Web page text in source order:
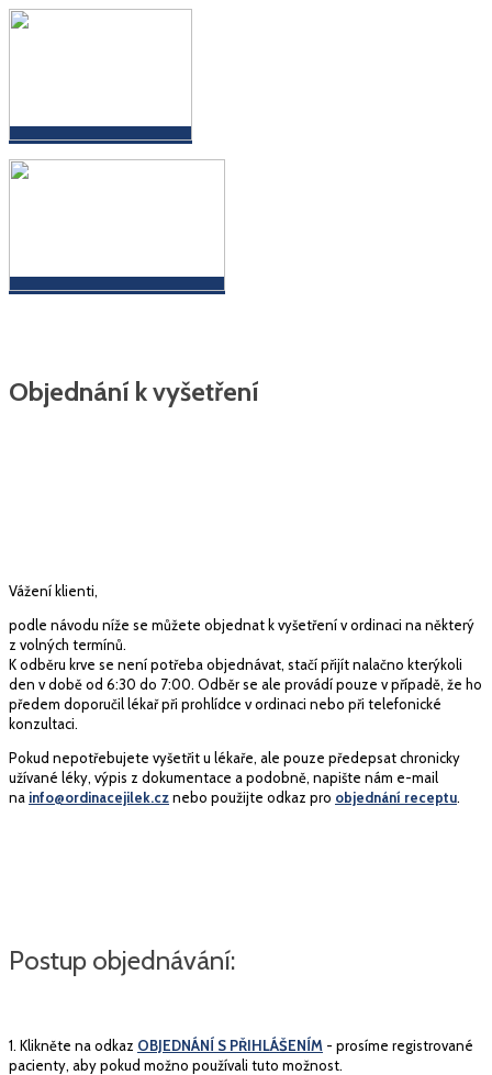
Objednání k vyšetření
Vážení klienti,
podle návodu níže se můžete objednat k vyšetření v ordinaci na některý
z volných termínů.
K odběru krve se není potřeba objednávat, stačí přijít nalačno kterýkoli
den v době od 6:30 do 7:00. Odběr se ale provádí pouze v případě, že ho
předem doporučil lékař při prohlídce v ordinaci nebo při telefonické
konzultaci.
Pokud nepotřebujete vyšetřit u lékaře, ale pouze předepsat chronicky
užívané léky, výpis z dokumentace a podobně, napište nám e-mail
na info@ordinacejilek.cznebo použijte odkaz pro objednání receptu.
Postup objednávání:
1. Klikněte na odkaz OBJEDNÁNÍ S PŘIHLÁŠENÍM - prosíme registrované
pacienty, aby pokud možno používali tuto možnost.